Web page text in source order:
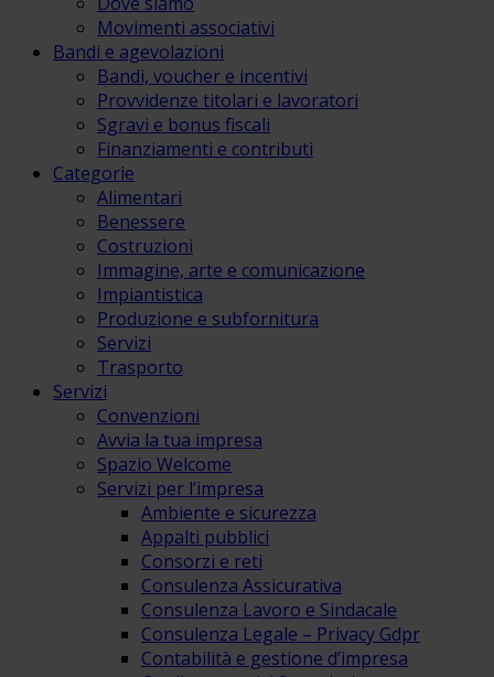
Movimenti associativi
Bandi e agevolazioni
Bandi, voucher e incentivi
Provvidenze titolari e lavoratori
Sgravi e bonus fiscali
Finanziamenti e contributi
Categorie
Alimentari
Benessere
Costruzioni
Immagine, arte e comunicazione
Impiantistica
Produzione e subfornitura
Servizi
Trasporto
Servizi
Convenzioni
Avvia la tua impresa
Spazio Welcome
Servizi per l’impresa
Ambiente e sicurezza
Appalti pubblici
Consorzi e reti
Consulenza Assicurativa
Consulenza Lavoro e Sindacale
Consulenza Legale – Privacy Gdpr
Contabilità e gestione d’impresa